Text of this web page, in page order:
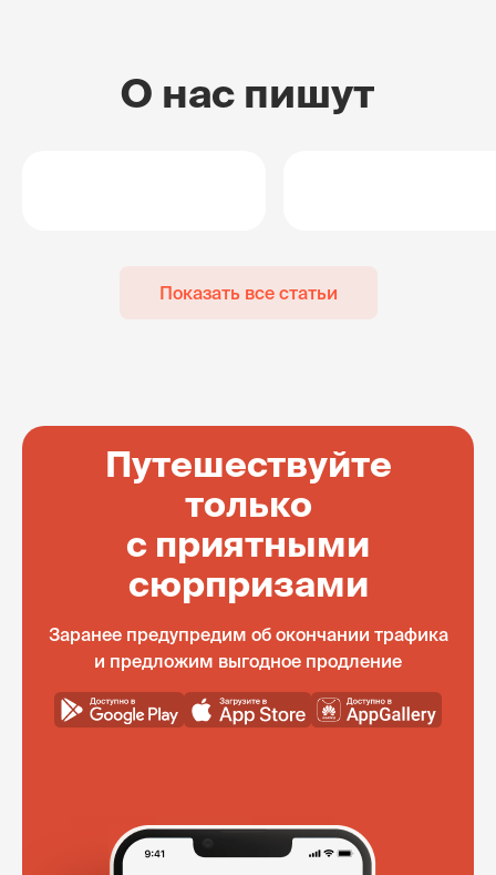
О нас пишут
Показать все статьи
Путешествуйте
только
с приятными
сюрпризами
Заранее предупредим об окончании трафика
и предложим выгодное продление